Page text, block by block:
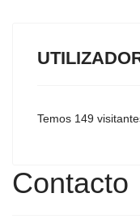
Temos 149
Contacto